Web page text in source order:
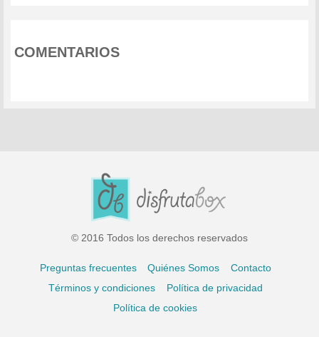
COMENTARIOS
© 2016 Todos los derechos reservados
Preguntas frecuentes Quiénes Somos
Contacto
Términos y condiciones
Política de privacidad
Política de cookies